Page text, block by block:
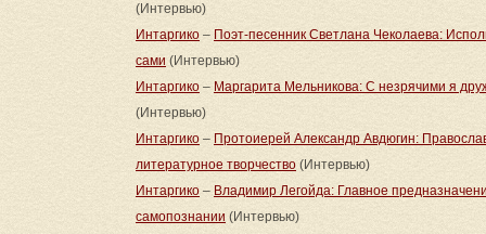
(Интервью)
Интаргико – Поэт-песенник Светлана Чеколаева:
сами (Интервью)
Интаргико – Маргарита Мельникова: С незрячими я
(Интервью)
Интаргико – Протоиерей Александр Авдюгин:
литературное творчество (Интервью)
Интаргико – Владимир Легойда: Главное
самопознании (Интервью)